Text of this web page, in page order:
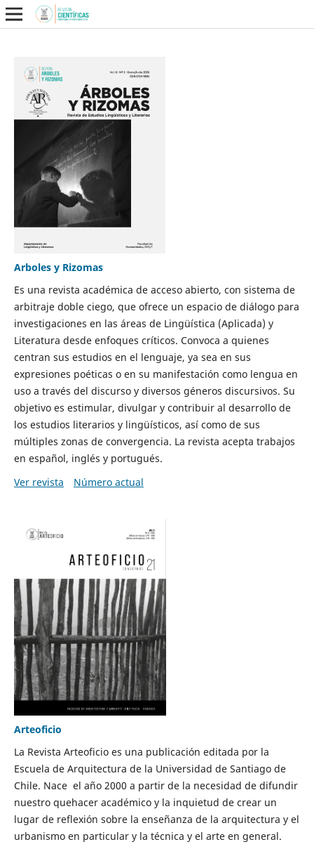
Arboles y Rizomas
Es una revista académica de acceso abierto, con sistema de
arbitraje doble ciego, que ofrece un espacio de diálogo para
investigaciones en las áreas de Lingüística (Aplicada) y
Literatura desde enfoques críticos. Convoca a quienes
centran sus estudios en el lenguaje, ya sea en sus
expresiones poéticas o en su manifestación como lengua en
uso a través del discurso y diversos géneros discursivos. Su
objetivo es estimular, divulgar y contribuir al desarrollo de
los estudios literarios y lingüísticos, así como de sus
múltiples zonas de convergencia. La revista acepta trabajos
en español, inglés y portugués.
Ver revista
Número actual
Arteoficio
La Revista Arteoficio es una publicación editada por la
Escuela de Arquitectura de la Universidad de Santiago de
Chile. Nace el año 2000 a partir de la necesidad de difundir
nuestro quehacer académico y la inquietud de crear un
lugar de reflexión sobre la enseñanza de la arquitectura y el
urbanismo en particular y la técnica y el arte en general.